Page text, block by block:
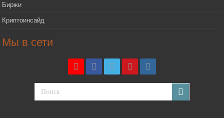
Биржи
Криптоинсайд
Мы в сети